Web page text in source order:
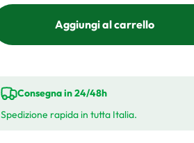
Aggiungi al carrello
Consegna in 24/48h
Spedizione rapida in tutta Italia.